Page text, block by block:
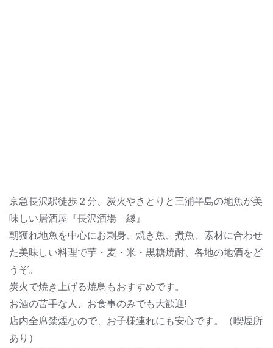
京急長沢駅徒歩２分、炭火やきとりと三浦半島の地魚が美
味しい居酒屋『長沢酒場 縁』
朝獲れ地魚を中心にお刺身、焼き魚、煮魚、素材に合わせ
た美味しい料理で芋・麦・米・黒糖焼酎、各地の地酒をど
うぞ。
炭火で焼き上げる焼鳥もおすすめです。
お酒の苦手な人、お食事のみでも大歓迎!
店内全席禁煙なので、お子様連れにも安心です。（喫煙所
あり）